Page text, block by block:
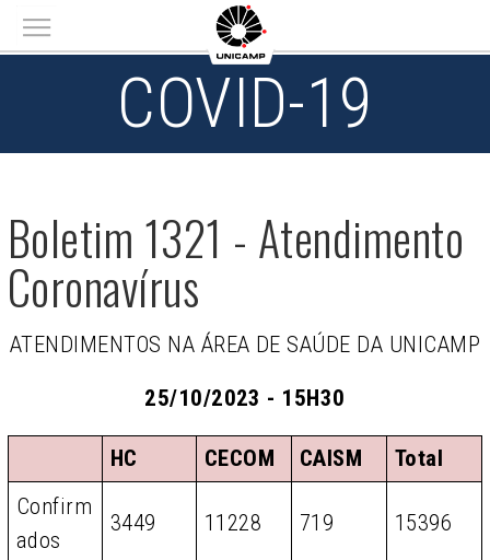
Main menu
COVID-19
Boletim 1321 - Atendimento
Coronavírus
ATENDIMENTOS NA ÁREA DE SAÚDE DA UNICAMP
25/10/2023 - 15H30
HC CECOM CAISM
Total
Confirm
ados
3449 11228 719 15396